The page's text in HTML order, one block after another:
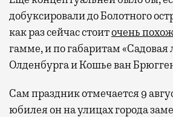
добуксировали до Болотного
как раз сейчас стоиточень
гамме, и по габаритам «Садовая
Олденбурга и Кошье ван
Сам праздник отмечается 9
юбилея он на улицах города